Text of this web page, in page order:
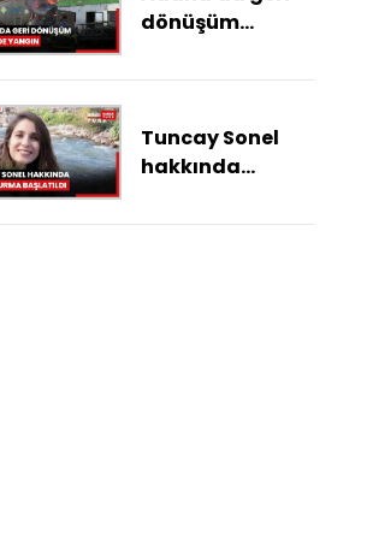
dönüşüm
Tuncay Sonel
hakkında
başlatıldı